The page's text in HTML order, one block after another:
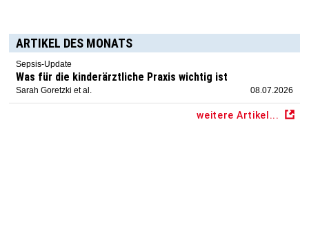
ARTIKEL DES MONATS
Sepsis-Update
Was für die kinderärztliche Praxis wichtig ist
Sarah Goretzki et al. 08.07.2026
weitere Artikel...